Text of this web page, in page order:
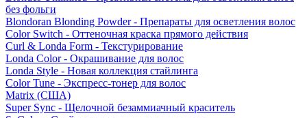
без фольги
Blondoran Blonding Powder - Препараты для осветления волос
Color Switch - Оттеночная краска прямого действия
Curl & Londa Form - Текстурирование
Londa Color - Окрашивание для волос
Londa Style - Новая коллекция стайлинга
Color Tune - Экспресс-тонер для волос
Matrix (США)
Super Sync - Щелочной безаммиачный краситель